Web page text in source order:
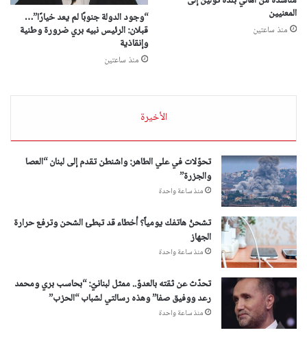
المعنيين
منذ ساعتين
“وجود الدولة جنوبًا لم يعد خيارًا”…
قبلان: الرئيس نبيه بري ضرورة وطنية
وإنقاذية
منذ ساعتين
الأخيرة
تحوّلات في علي الطاهر: واشنطن تقدم إلى لبنان “العصا
والجزرة”
منذ ساعة واحدة
تشحنُ هاتفك يومياً؟ أخطاء قد تبطئ الشحن وترفع حرارة
الجهاز
منذ ساعة واحدة
تحدّث عن ثقته بالعدوّ.. ممثل لبنانيّ: “بحاسب بري ومحمد
رعد ووفيق صفا” وهذه رسالتي لشباب “الحزب”
منذ ساعة واحدة